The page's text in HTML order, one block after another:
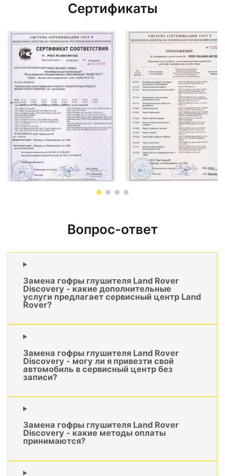
Сертификаты
Вопрос-ответ
Замена гофры глушителя Land Rover
Discovery - какие дополнительные
услуги предлагает сервисный центр Land
Rover?
Замена гофры глушителя Land Rover
Discovery - могу ли я привезти свой
автомобиль в сервисный центр без
записи?
Замена гофры глушителя Land Rover
Discovery - какие методы оплаты
принимаются?